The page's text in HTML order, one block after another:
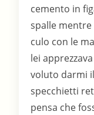
cemento in
spalle
culo con le
lei
voluto darmi
specchietti
pensa che